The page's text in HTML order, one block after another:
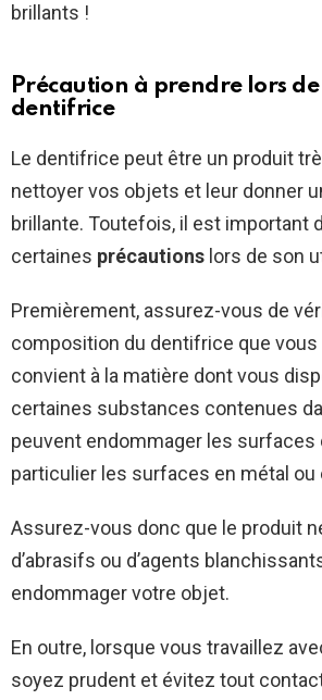
brillants !
Précaution à prendre lors
dentifrice
Le dentifrice peut être un produit
nettoyer vos objets et leur donner
brillante. Toutefois, il est important
certaines précautions lors de son
Premièrement, assurez-vous de
composition du dentifrice que
convient à la matière dont vous
certaines substances contenues
peuvent endommager les surfaces
particulier les surfaces en métal ou
Assurez-vous donc que le produit
d’abrasifs ou d’agents
endommager votre objet.
En outre, lorsque vous travaillez
soyez prudent et évitez tout